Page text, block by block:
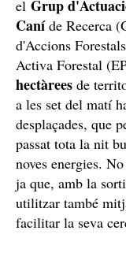
el Grup
Caníde Recerca
d'Accions
Activa Forestal
hectàrees de
a les set del matí
desplaçades, que
passat tota la nit
noves energies.
ja que, amb la
utilitzar també
facilitar la seva